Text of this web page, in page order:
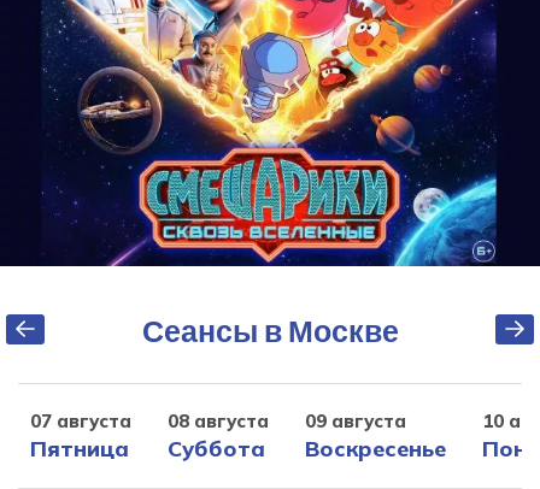
Сеансы в Москве
07 августа
Пятница
08 августа
Суббота
09 августа
Воскресенье
10